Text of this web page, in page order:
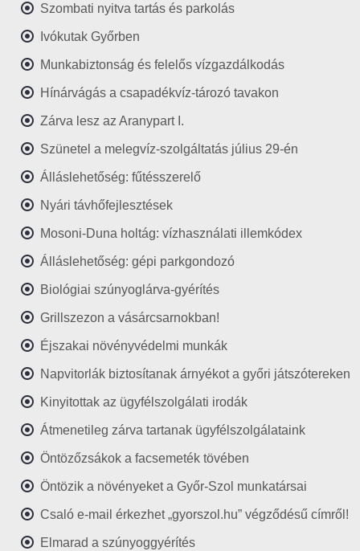
Szombati nyitva tartás és parkolás
Ivókutak Győrben
Munkabiztonság és felelős vízgazdálkodás
Hínárvágás a csapadékvíz-tározó tavakon
Zárva lesz az Aranypart I.
Szünetel a melegvíz-szolgáltatás július 29-én
Álláslehetőség: fűtésszerelő
Nyári távhőfejlesztések
Mosoni-Duna holtág: vízhasználati illemkódex
Álláslehetőség: gépi parkgondozó
Biológiai szúnyoglárva-gyérítés
Grillszezon a vásárcsarnokban!
Éjszakai növényvédelmi munkák
Napvitorlák biztosítanak árnyékot a győri játszótereken
Kinyitottak az ügyfélszolgálati irodák
Átmenetileg zárva tartanak ügyfélszolgálataink
Öntözőzsákok a facsemeték tövében
Öntözik a növényeket a Győr-Szol munkatársai
Csaló e-mail érkezhet „gyorszol.hu” végződésű címről!
Elmarad a szúnyoggyérítés